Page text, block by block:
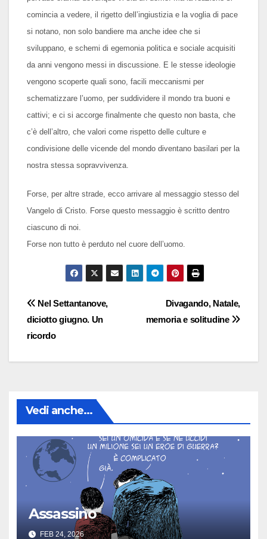
comincia a vedere, il rigetto dell’ingiustizia e la voglia di pace
si notano, non solo bandiere ma anche idee che si
sviluppano, e schemi di egemonia politica e sociale acquisiti
da anni vengono messi in discussione. E le stesse ideologie
vengono scoperte quali sono, facili meccanismi per
schematizzare l’uomo, per suddividere il mondo tra buoni e
cattivi; e ci si accorge finalmente che questo non basta, che
c’è dell’altro, che valori come rispetto delle culture e
condivisione delle vicende del mondo diventano basilari per la
nostra stessa sopravvivenza.
Forse, per altre strade, ecco arrivare al messaggio stesso del
Vangelo di Cristo. Forse questo messaggio è scritto dentro
ciascuno di noi.
Forse non tutto è perduto nel cuore dell’uomo.
Navigazione
articoli
Divagando, Natale,
memoria e solitudine
Nel Settantanove,
diciotto giugno. Un
ricordo
Vedi anche...
Assassino
FEB 24, 2026